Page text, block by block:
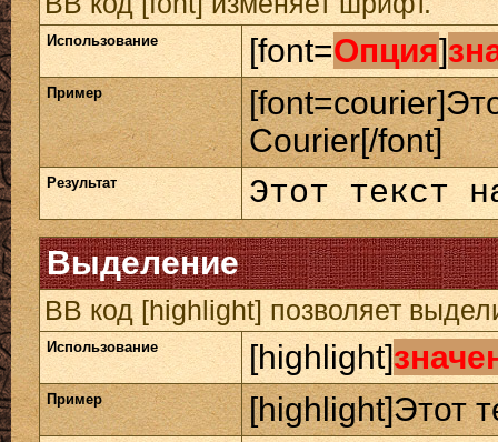
Использование [font=Опция]
Пример
Courier[/font]
Результат Этот текст
Выделение
BB код [highlight] позволяет
Использование [highlight]
Пример [highlight]Этот